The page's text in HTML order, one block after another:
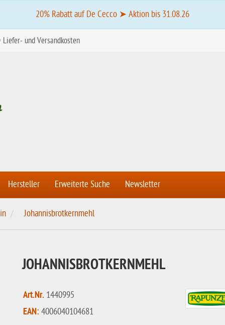
20% Rabatt auf De Cecco ➤ Aktion bis 31.08.26
Liefer- und Versandkosten
Hersteller Erweiterte Suche Newsletter
Johannisbrotkernmehl
JOHANNISBROTKERNMEHL
Art.Nr. 1440995
EAN: 4006040104681